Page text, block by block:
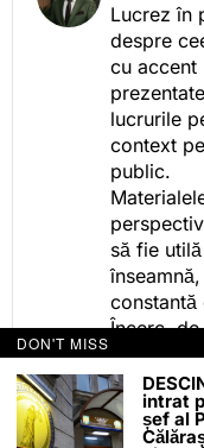
Lucrez în
despre
cu accent
lucrurile
context
public.
să fie
constantă
Încerc,
celor
ceea ce
este
Iar dacă
DON'T MISS
intrat
șef al